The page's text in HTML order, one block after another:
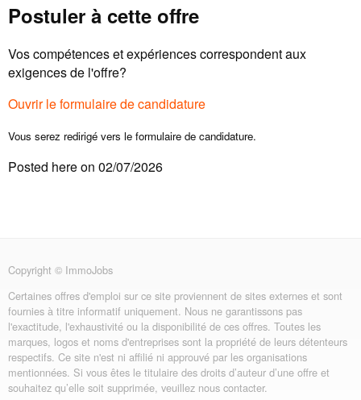
Postuler à cette offre
Vos compétences et expériences correspondent aux
exigences de l'offre?
Ouvrir le formulaire de candidature
Vous serez redirigé vers le formulaire de candidature.
Posted here on 02/07/2026
Copyright © ImmoJobs
Certaines offres d'emploi sur ce site proviennent de sites externes et sont
fournies à titre informatif uniquement. Nous ne garantissons pas
l'exactitude, l'exhaustivité ou la disponibilité de ces offres. Toutes les
marques, logos et noms d'entreprises sont la propriété de leurs détenteurs
respectifs. Ce site n'est ni affilié ni approuvé par les organisations
mentionnées. Si vous êtes le titulaire des droits d’auteur d’une offre et
souhaitez qu’elle soit supprimée, veuillez nous contacter.